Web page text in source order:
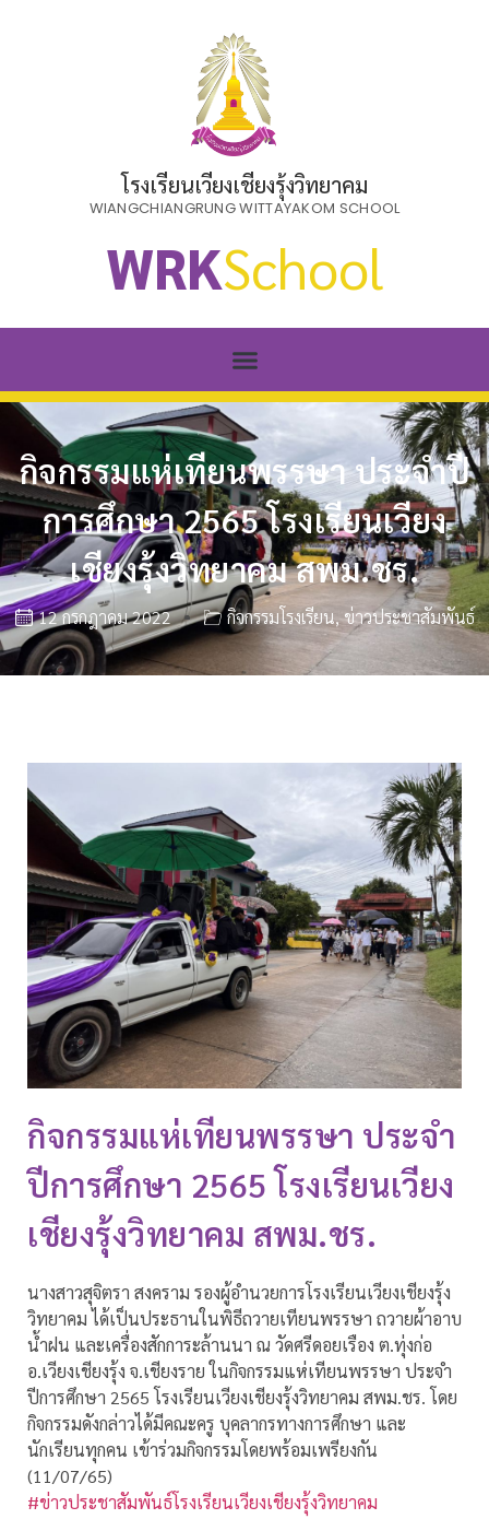
โรงเรียนเวียงเชียงรุ้งวิทยาคม
WIANGCHIANGRUNG WITTAYAKOM SCHOOL
WRKSchool
กิจกรรมแห่เทียนพรรษา ประจำปี
การศึกษา 2565 โรงเรียนเวียง
เชียงรุ้งวิทยาคม สพม.ชร.
12 กรกฎาคม 2022 กิจกรรมโรงเรียน,ข่าวประชาสัมพันธ์
กิจกรรมแห่เทียนพรรษา ประจำ
ปีการศึกษา 2565 โรงเรียนเวียง
เชียงรุ้งวิทยาคม สพม.ชร.
นางสาวสุจิตรา สงคราม รองผู้อำนวยการโรงเรียนเวียงเชียงรุ้ง
วิทยาคม ได้เป็นประธานในพิธีถวายเทียนพรรษา ถวายผ้าอาบ
น้ำฝน และเครื่องสักการะล้านนา ณ วัดศรีดอยเรือง ต.ทุ่งก่อ
อ.เวียงเชียงรุ้ง จ.เชียงราย ในกิจกรรมแห่เทียนพรรษา ประจำ
ปีการศึกษา 2565 โรงเรียนเวียงเชียงรุ้งวิทยาคม สพม.ชร. โดย
กิจกรรมดังกล่าวได้มีคณะครู บุคลากรทางการศึกษา และ
นักเรียนทุกคน เข้าร่วมกิจกรรมโดยพร้อมเพรียงกัน
(11/07/65)
#ข่าวประชาสัมพันธ์โรงเรียนเวียงเชียงรุ้งวิทยาคม